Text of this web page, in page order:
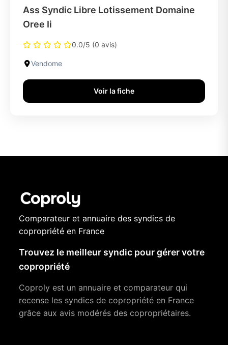
Ass Syndic Libre Lotissement Domaine
Oree Ii
0.0/5 (0 avis)
Vendome
Voir la fiche
Comparateur et annuaire des syndics de
copropriété en France
Trouvez le meilleur syndic pour gérer votre
copropriété
Coproly est un annuaire et comparateur qui
recense les syndics de copropriété en France
grâce aux avis modérés des copropriétaires.